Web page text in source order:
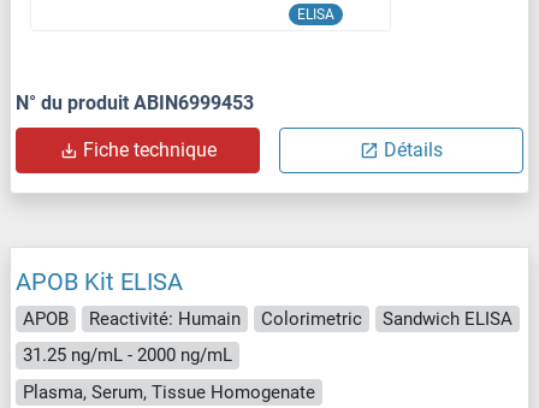
ELISA
N° du produit ABIN6999453
Fiche technique Détails
APOB Kit ELISA
APOB Reactivité: Humain Colorimetric
Sandwich ELISA
31.25 ng/mL - 2000 ng/mL
Plasma, Serum, Tissue Homogenate